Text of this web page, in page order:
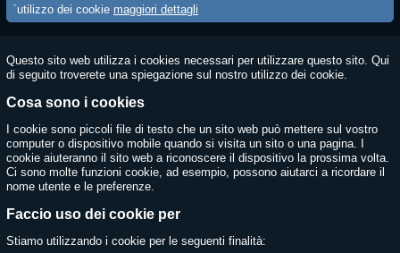
´utilizzo dei cookie maggiori dettagli
Questo sito web utilizza i cookies necessari per utilizzare questo sito. Qui
di seguito troverete una spiegazione sul nostro utilizzo dei cookie.
Cosa sono i cookies
I cookie sono piccoli file di testo che un sito web può mettere sul vostro
computer o dispositivo mobile quando si visita un sito o una pagina. I
cookie aiuteranno il sito web a riconoscere il dispositivo la prossima volta.
Ci sono molte funzioni cookie, ad esempio, possono aiutarci a ricordare il
nome utente e le preferenze.
Faccio uso dei cookie per
Stiamo utilizzando i cookie per le seguenti finalità: